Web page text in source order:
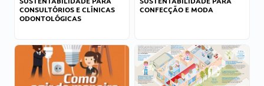
CONSULTÓRIOS E CLÍNICAS
ODONTOLÓGICAS
CONFECÇÃO E MODA